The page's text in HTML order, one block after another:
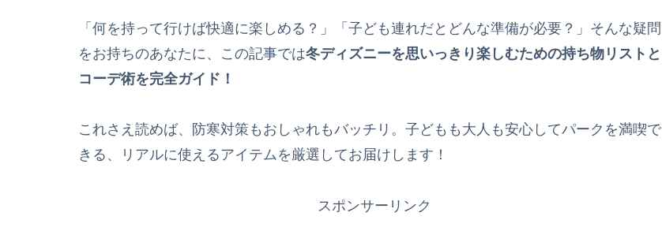
「何を持って行けば快適に楽しめる？」「子ども連れだとどんな準備が必要？」そんな疑問
をお持ちのあなたに、この記事では冬ディズニーを思いっきり楽しむための持ち物リストと
コーデ術を完全ガイド！
これさえ読めば、防寒対策もおしゃれもバッチリ。子どもも大人も安心してパークを満喫で
きる、リアルに使えるアイテムを厳選してお届けします！
スポンサーリンク